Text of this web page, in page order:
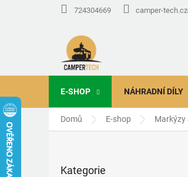
724304669 camper-
E-SHOP NÁHRADNÍ DÍLY
Domů E-shop Markýzy
kategorie
Kategorie